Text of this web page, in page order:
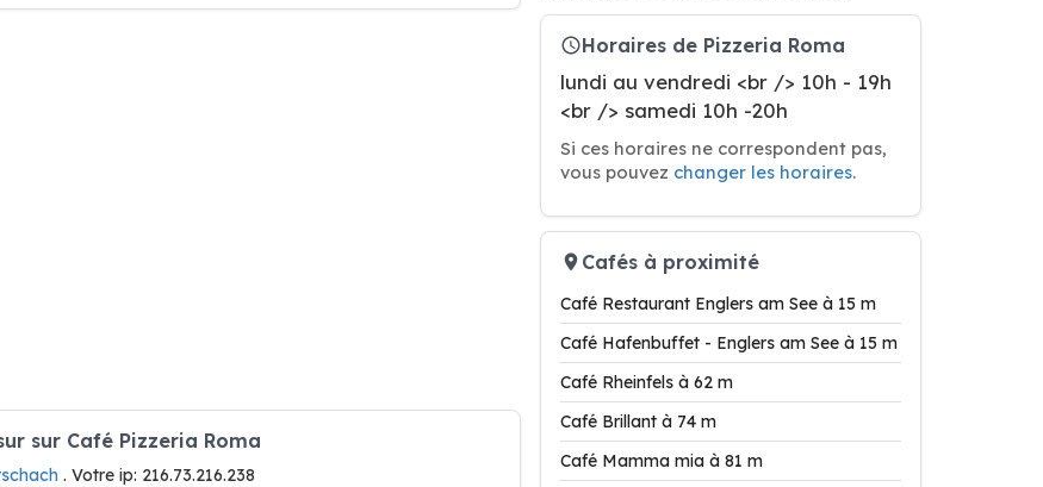
sur Café Pizzeria Roma
. Votre ip: 216.73.216.238
Horaires de Pizzeria Roma
lundi au vendredi <br /> 10h - 19h
<br /> samedi 10h -20h
Si ces horaires ne correspondent pas,
vous pouvez changer les horaires.
Cafés à proximité
Café Restaurant Englers am See à 15 m
Café Hafenbuffet - Englers am See à 15 m
Café Rheinfels à 62 m
Café Brillant à 74 m
Café Mamma mia à 81 m